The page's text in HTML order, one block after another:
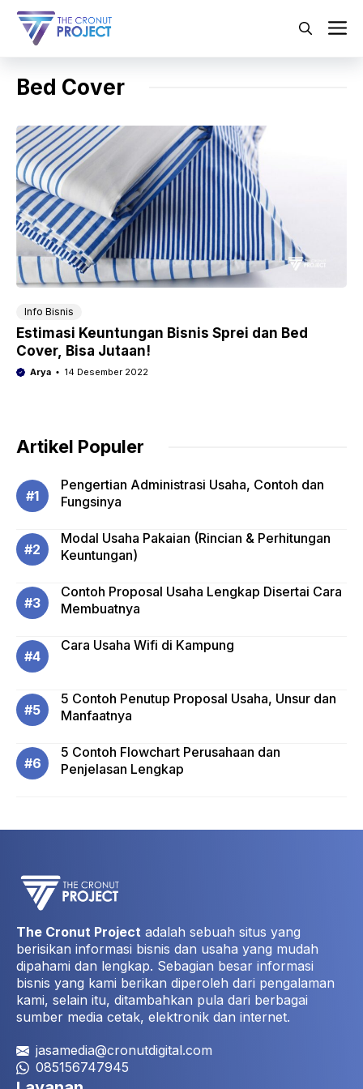
Langsung
Bed Cover
Info Bisnis
Estimasi Keuntungan Bisnis Sprei dan Bed
Cover, Bisa Jutaan!
Arya 14 Desember 2022
Artikel Populer
Pengertian Administrasi Usaha, Contoh dan
Fungsinya
Modal Usaha Pakaian (Rincian & Perhitungan
Keuntungan)
Contoh Proposal Usaha Lengkap Disertai Cara
Membuatnya
Cara Usaha Wifi di Kampung
5 Contoh Penutup Proposal Usaha, Unsur dan
Manfaatnya
5 Contoh Flowchart Perusahaan dan
Penjelasan Lengkap
The Cronut Project adalah sebuah situs yang
berisikan informasi bisnis dan usaha yang mudah
dipahami dan lengkap. Sebagian besar informasi
bisnis yang kami berikan diperoleh dari pengalaman
kami, selain itu, ditambahkan pula dari berbagai
sumber media cetak, elektronik dan internet.
jasamedia@cronutdigital.com
085156747945